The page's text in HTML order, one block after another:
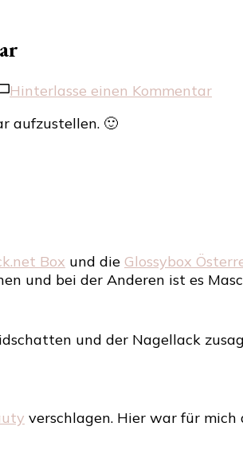
Hinterlasse einen Kommentarzu
aufzustellen. 🙂
Box und die Glossybox
und bei der Anderen ist es
und der Nagellack
verschlagen. Hier war für mich